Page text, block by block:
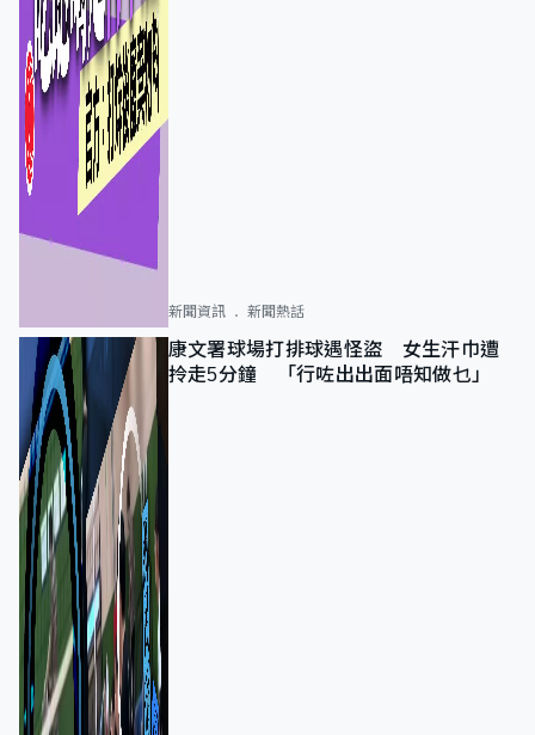
新聞資訊 新聞熱話
康文署球場打排球遇怪盜 女生汗巾遭
拎走5分鐘 「行咗出出面唔知做乜」